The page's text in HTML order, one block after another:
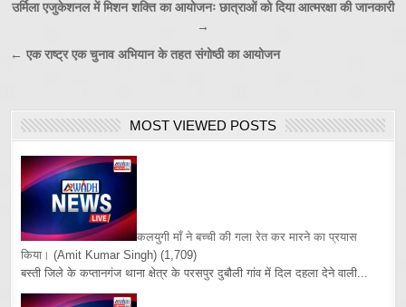
Post
navigation
उर्मिला एजुकेशनल में मिशन शक्ति का आयोजनः छात्राओं को दिया आत्मरक्षा की जानकारी
→
← एक राष्ट्र एक चुनाव अभियान के तहत संगोष्ठी का आयोजन
MOST VIEWED POSTS
कलयुगी माँ ने बच्ची की गला रेत कर मारने का प्रयास
किया। (Amit Kumar Singh) (1,709)
बस्ती जिले के कप्तानगंज थाना क्षेत्र के परसपुर दुबौली गांव में दिल दहला देने वाली...